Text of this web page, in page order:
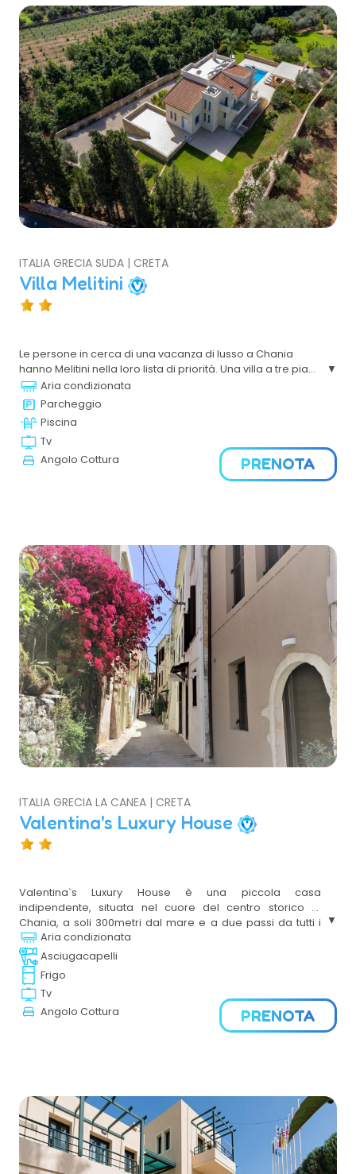
ITALIA GRECIA SUDA | CRETA
Villa Melitini
Le persone in cerca di una vacanza di lusso a Chania
hanno Melitini nella loro lista di priorità. Una villa a tre piani,
che copre 4000 m² di superficie, contiene molteplici
attività all'aperto. Include una grande piscina, un'area
giardino, splendidi alberi, vegetazione e un vigneto
biologico. Il cortile è appositamente costruito per ospitare
una grande piscina (82 m²). Goditi queste strutture
durante il tuo soggiorno nella privacy della nostra villa.
Aria condizionata
Parcheggio
Piscina
Tv
Angolo Cottura
PRENOTA
ITALIA GRECIA LA CANEA | CRETA
Valentina's Luxury House
Valentina`s Luxury House è una piccola casa
indipendente, situata nel cuore del centro storico di
Chania, a soli 300metri dal mare e a due passi da tutti i
caratteristici locali del centro e del famoso porto antico.
Ideale per la coppia che vuole vivere nel calore del
centro, con i suoi caratteristici borghi, negozi e ristoranti
tipici Cretesi.
Aria condizionata
Asciugacapelli
Frigo
Tv
Angolo Cottura
PRENOTA